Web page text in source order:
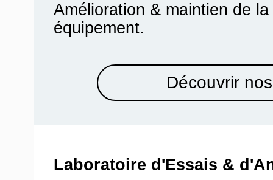
Amélioration & maintien de la
équipement.
Découvrir
Laboratoire d'Essais &